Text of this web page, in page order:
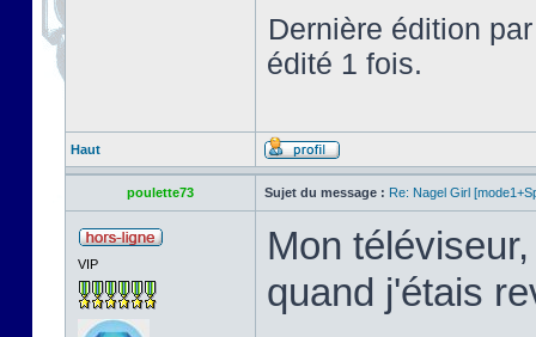
Dernière édition
édité 1 fois.
Haut
poulette73 Sujet du message : Re: Nagel Girl
VIP
Mon
quand j'étais